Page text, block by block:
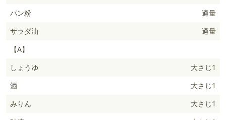
パン粉
適量
サラダ油
適量
【A】
しょうゆ
大さじ1
酒
大さじ1
みりん
大さじ1